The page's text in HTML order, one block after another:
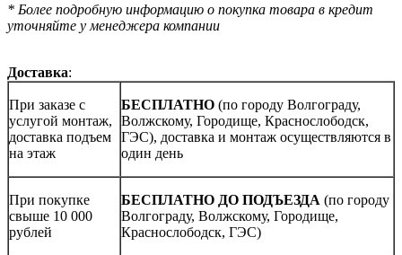
* Более подробную информацию о покупка товара в кредит
уточняйте у менеджера компании
Доставка:
При заказе с
услугой монтаж,
доставка подъем
на этаж
БЕСПЛАТНО (по городу Волгограду,
Волжскому, Городище, Краснослободск,
ГЭС), доставка и монтаж осуществляются в
один день
При покупке
свыше 10 000
рублей
БЕСПЛАТНО ДО ПОДЪЕЗДА (по городу
Волгограду, Волжскому, Городище,
Краснослободск, ГЭС)